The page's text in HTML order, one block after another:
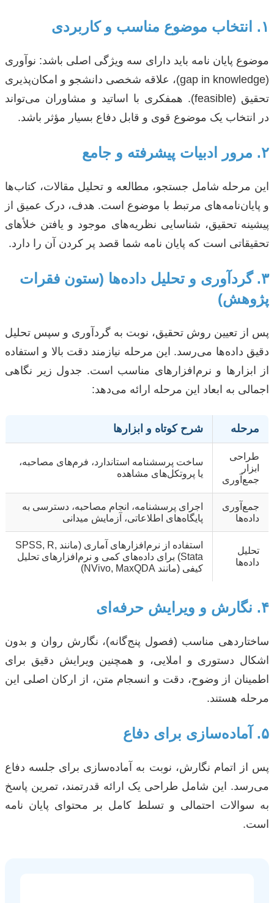
۱. انتخاب موضوع مناسب و کاربردی
موضوع پایان نامه باید دارای سه ویژگی اصلی باشد: نوآوری
(gap in knowledge)، علاقه شخصی دانشجو و امکان‌پذیری
تحقیق (feasible). همفکری با اساتید و مشاوران می‌تواند
در انتخاب یک موضوع قوی و قابل دفاع بسیار مؤثر باشد.
۲. مرور ادبیات پیشرفته و جامع
این مرحله شامل جستجو، مطالعه و تحلیل مقالات، کتاب‌ها
و پایان‌نامه‌های مرتبط با موضوع است. هدف، درک عمیق از
پیشینه تحقیق، شناسایی نظریه‌های موجود و یافتن خلأهای
تحقیقاتی است که پایان نامه شما قصد پر کردن آن را دارد.
۳. گردآوری و تحلیل داده‌ها (ستون فقرات
پژوهش)
پس از تعیین روش تحقیق، نوبت به گردآوری و سپس تحلیل
دقیق داده‌ها می‌رسد. این مرحله نیازمند دقت بالا و استفاده
از ابزارها و نرم‌افزارهای مناسب است. جدول زیر نگاهی
اجمالی به ابعاد این مرحله ارائه می‌دهد:
مرحله شرح کوتاه و ابزارها
طراحی
ابزار
جمع‌آوری
ساخت پرسشنامه استاندارد، فرم‌های مصاحبه،
یا پروتکل‌های مشاهده
جمع‌آوری
داده‌ها
اجرای پرسشنامه، انجام مصاحبه، دسترسی به
پایگاه‌های اطلاعاتی، آزمایش میدانی
تحلیل
داده‌ها
استفاده از نرم‌افزارهای آماری (مانند SPSS, R,
Stata) برای داده‌های کمی و نرم‌افزارهای تحلیل
کیفی (مانند NVivo, MaxQDA)
۴. نگارش و ویرایش حرفه‌ای
ساختاردهی مناسب (فصول پنج‌گانه)، نگارش روان و بدون
اشکال دستوری و املایی، و همچنین ویرایش دقیق برای
اطمینان از وضوح، دقت و انسجام متن، از ارکان اصلی این
مرحله هستند.
۵. آماده‌سازی برای دفاع
پس از اتمام نگارش، نوبت به آماده‌سازی برای جلسه دفاع
می‌رسد. این شامل طراحی یک ارائه قدرتمند، تمرین پاسخ
به سوالات احتمالی و تسلط کامل بر محتوای پایان نامه
است.